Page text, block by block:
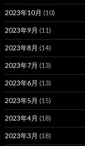
2023年10月 (10)
2023年9月 (11)
2023年8月 (14)
2023年7月 (13)
2023年6月 (13)
2023年5月 (15)
2023年4月 (18)
2023年3月 (18)